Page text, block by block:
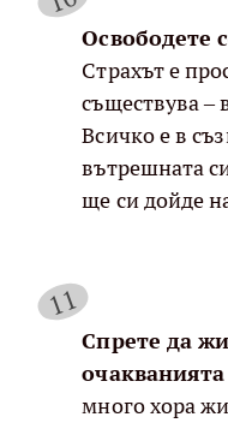
Освободете
Страхът е
съществува –
Всичко е в
вътрешната
ще си дойде
Спрете да
много хора